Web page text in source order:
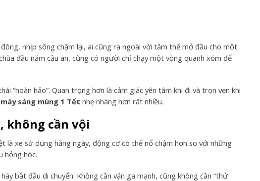
nhịp sống chậm lại, ai cũng ra ngoài với tâm thế mở đầu cho một
đầu năm cầu an, cũng có người chỉ chạy một vòng quanh xóm để
“hoàn hảo”. Quan trọng hơn là cảm giác yên tâm khi đi và trọn vẹn khi
sáng mùng 1 Tết nhẹ nhàng hơn rất nhiều.
không cần vội
là xe sử dụng hằng ngày, động cơ có thể nổ chậm hơn so với những
hỏng hóc.
bắt đầu di chuyển. Không cần vặn ga mạnh, cũng không cần “thử